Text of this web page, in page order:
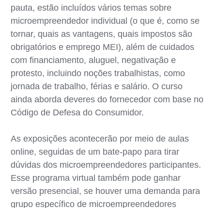
pauta, estão incluídos vários temas sobre
microempreendedor individual (o que é, como se
tornar, quais as vantagens, quais impostos são
obrigatórios e emprego MEI), além de cuidados
com financiamento, aluguel, negativação e
protesto, incluindo noções trabalhistas, como
jornada de trabalho, férias e salário. O curso
ainda aborda deveres do fornecedor com base no
Código de Defesa do Consumidor.
As exposições acontecerão por meio de aulas
online, seguidas de um bate-papo para tirar
dúvidas dos microempreendedores participantes.
Esse programa virtual também pode ganhar
versão presencial, se houver uma demanda para
grupo específico de microempreendedores